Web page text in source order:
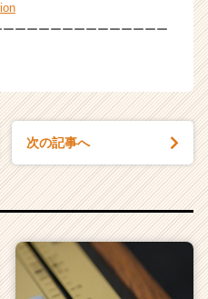
ーーーーーーーーーーーーー
次の記事へ